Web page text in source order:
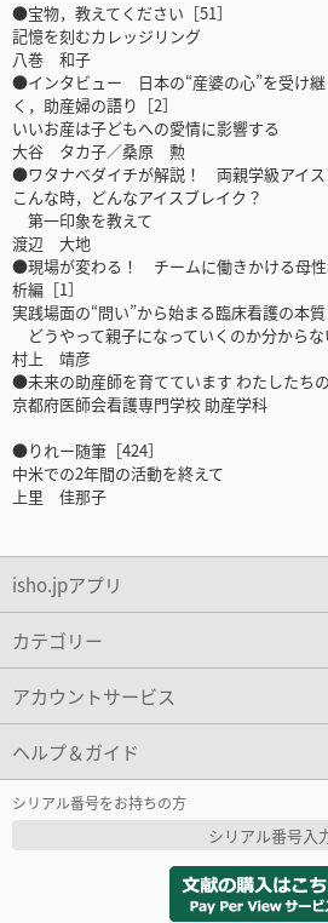
●宝物，教えてください［51］
記憶を刻むカレッジリング
八巻 和子
●インタビュー 日本の“産婆の心”を受け継
く，助産婦の語り［2］
いいお産は子どもへの愛情に影響する
大谷 タカ子／桑原 勲
●ワタナベダイチが解説！ 両親学級アイス
こんな時，どんなアイスブレイク？
第一印象を教えて
渡辺 大地
●現場が変わる！ チームに働きかける母
析編［1］
実践場面の“問い”から始まる臨床看護の本質
どうやって親子になっていくのか分からな
村上 靖彦
●未来の助産師を育てています わたしたちの
京都府医師会看護専門学校 助産学科
●りれー随筆［424］
中米での2年間の活動を終えて
上里 佳那子
isho.jpアプリ
カテゴリー
アカウントサービス
ヘルプ＆ガイド
シリアル番号をお持ちの方
シリアル番号入